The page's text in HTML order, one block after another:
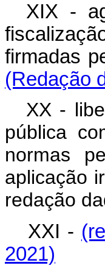
XIX -
firmadas
(Redação
XX -
pública
normas
aplicação
redação
XXI -
2021)